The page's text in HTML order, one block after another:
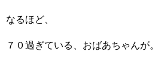
なるほど、
７０過ぎている、おばあちゃんが。